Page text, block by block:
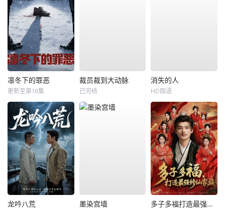
凛冬下的罪恶
更新至第16集
裁员裁到大动脉
已完结
消失的人
HD国语
龙吟八荒 墨染宫墙 多子多福打造最强修仙家族